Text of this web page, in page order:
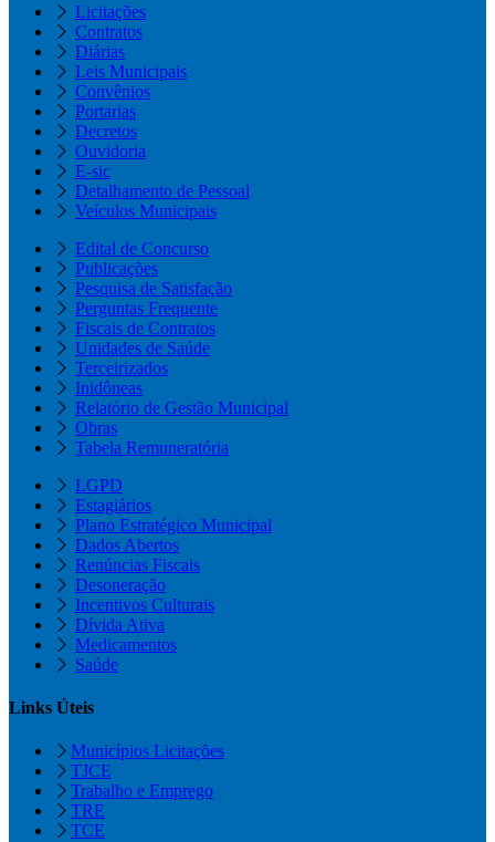
Licitações
Contratos
Diárias
Leis Municipais
Convênios
Portarias
Decretos
Ouvidoria
E-sic
Detalhamento de Pessoal
Veículos Municipais
Edital de Concurso
Publicações
Pesquisa de Satisfação
Perguntas Frequente
Fiscais de Contratos
Unidades de Saúde
Terceirizados
Inidôneas
Relatório de Gestão Municipal
Obras
Tabela Remuneratória
LGPD
Estagiários
Plano Estratégico Municipal
Dados Abertos
Renúncias Fiscais
Desoneração
Incentivos Culturais
Dívida Ativa
Medicamentos
Saúde
Links Úteis
Municípios Licitações
TJCE
Trabalho e Emprego
TRE
TCE